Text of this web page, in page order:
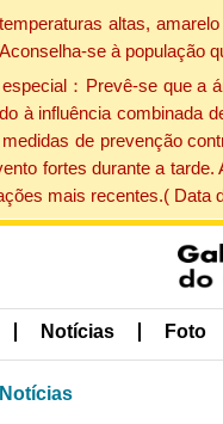
altas,
se à população
：Prevê-se que a
à influência combinada
de prevenção
fortes durante a
mais recentes.( Data
Notícias Foto
Notícias